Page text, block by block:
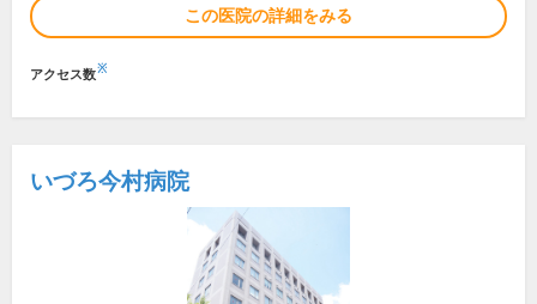
この医院の詳細をみる
アクセス数※
いづろ今村病院